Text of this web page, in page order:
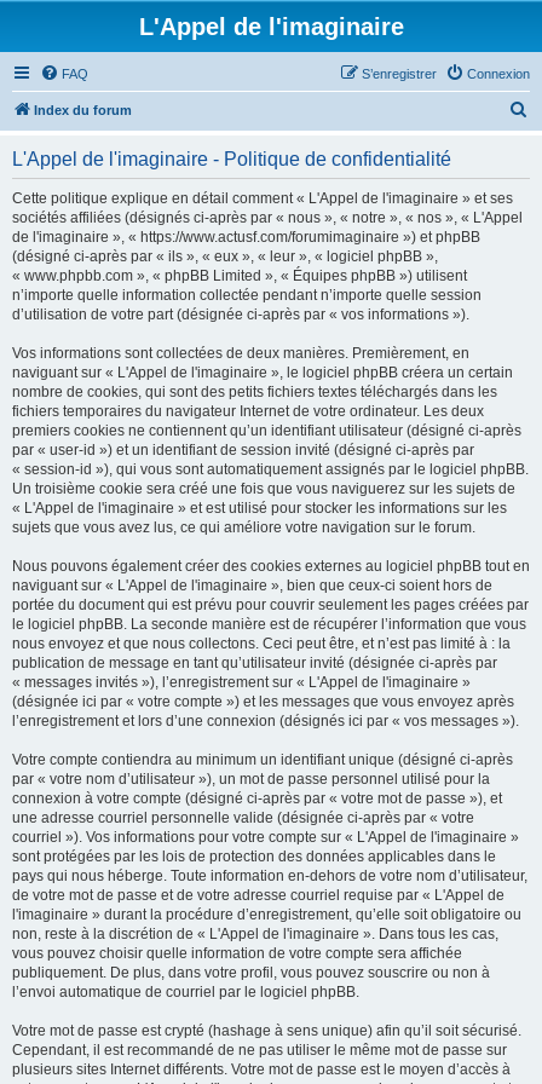
L'Appel de l'imaginaire
FAQ Connexion
S’enregistrer
Index du forum
L'Appel de l'imaginaire - Politique de confidentialité
Cette politique explique en détail comment « L'Appel de l'imaginaire » et ses
sociétés affiliées (désignés ci-après par « nous », « notre », « nos », « L'Appel
de l'imaginaire », « https://www.actusf.com/forumimaginaire ») et phpBB
(désigné ci-après par « ils », « eux », « leur », « logiciel phpBB »,
« www.phpbb.com », « phpBB Limited », « Équipes phpBB ») utilisent
n’importe quelle information collectée pendant n’importe quelle session
d’utilisation de votre part (désignée ci-après par « vos informations »).
Vos informations sont collectées de deux manières. Premièrement, en
naviguant sur « L'Appel de l'imaginaire », le logiciel phpBB créera un certain
nombre de cookies, qui sont des petits fichiers textes téléchargés dans les
fichiers temporaires du navigateur Internet de votre ordinateur. Les deux
premiers cookies ne contiennent qu’un identifiant utilisateur (désigné ci-après
par « user-id ») et un identifiant de session invité (désigné ci-après par
« session-id »), qui vous sont automatiquement assignés par le logiciel phpBB.
Un troisième cookie sera créé une fois que vous naviguerez sur les sujets de
« L'Appel de l'imaginaire » et est utilisé pour stocker les informations sur les
sujets que vous avez lus, ce qui améliore votre navigation sur le forum.
Nous pouvons également créer des cookies externes au logiciel phpBB tout en
naviguant sur « L'Appel de l'imaginaire », bien que ceux-ci soient hors de
portée du document qui est prévu pour couvrir seulement les pages créées par
le logiciel phpBB. La seconde manière est de récupérer l’information que vous
nous envoyez et que nous collectons. Ceci peut être, et n’est pas limité à : la
publication de message en tant qu’utilisateur invité (désignée ci-après par
« messages invités »), l’enregistrement sur « L'Appel de l'imaginaire »
(désignée ici par « votre compte ») et les messages que vous envoyez après
l’enregistrement et lors d’une connexion (désignés ici par « vos messages »).
Votre compte contiendra au minimum un identifiant unique (désigné ci-après
par « votre nom d’utilisateur »), un mot de passe personnel utilisé pour la
connexion à votre compte (désigné ci-après par « votre mot de passe »), et
une adresse courriel personnelle valide (désignée ci-après par « votre
courriel »). Vos informations pour votre compte sur « L'Appel de l'imaginaire »
sont protégées par les lois de protection des données applicables dans le
pays qui nous héberge. Toute information en-dehors de votre nom d’utilisateur,
de votre mot de passe et de votre adresse courriel requise par « L'Appel de
l'imaginaire » durant la procédure d’enregistrement, qu’elle soit obligatoire ou
non, reste à la discrétion de « L'Appel de l'imaginaire ». Dans tous les cas,
vous pouvez choisir quelle information de votre compte sera affichée
publiquement. De plus, dans votre profil, vous pouvez souscrire ou non à
l’envoi automatique de courriel par le logiciel phpBB.
Votre mot de passe est crypté (hashage à sens unique) afin qu’il soit sécurisé.
Cependant, il est recommandé de ne pas utiliser le même mot de passe sur
plusieurs sites Internet différents. Votre mot de passe est le moyen d’accès à